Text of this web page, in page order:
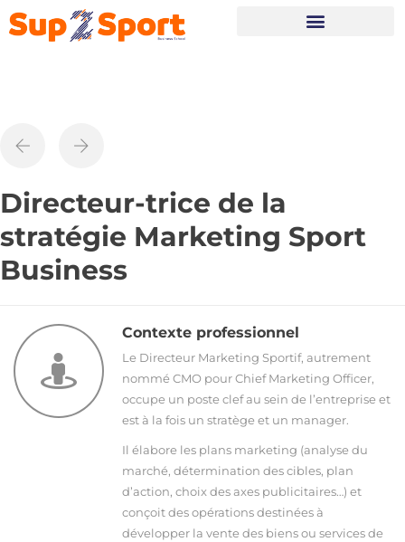
Directeur-trice de la
stratégie Marketing Sport
Business
Contexte professionnel
Le Directeur Marketing Sportif, autrement
nommé CMO pour Chief Marketing Officer,
occupe un poste clef au sein de l’entreprise et
est à la fois un stratège et un manager.
Il élabore les plans marketing (analyse du
marché, détermination des cibles, plan
d’action, choix des axes publicitaires…) et
conçoit des opérations destinées à
développer la vente des biens ou services de